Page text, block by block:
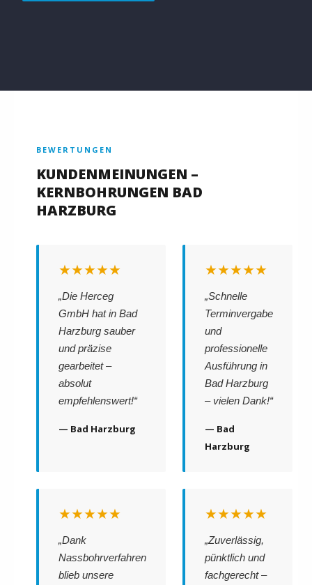
BEWERTUNGEN
KUNDENMEINUNGEN –
KERNBOHRUNGEN BAD
HARZBURG
★★★★★
„Die Herceg
GmbH hat in Bad
Harzburg sauber
und präzise
gearbeitet –
absolut
empfehlenswert!“
— Bad Harzburg
★★★★★
„Schnelle
Terminvergabe
und
professionelle
Ausführung in
Bad Harzburg
– vielen Dank!“
— Bad
Harzburg
★★★★★
„Dank
Nassbohrverfahren
blieb unsere
★★★★★
„Zuverlässig,
pünktlich und
fachgerecht –